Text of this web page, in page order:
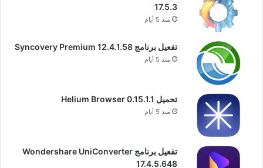
17.5.3
منذ 5 أيام
تفعيل برنامج Syncovery Premium 12.4.1.58
منذ 5 أيام
تحميل Helium Browser 0.15.1.1
منذ 5 أيام
تفعيل برنامج Wondershare UniConverter
17.4.5.648